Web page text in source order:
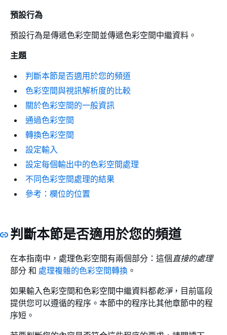
預設行為
預設行為是傳遞色彩空間並傳遞色彩空間中繼資料。
主題
判斷本節是否適用於您的頻道
色彩空間與視訊解析度的比較
關於色彩空間的一般資訊
通過色彩空間
轉換色彩空間
設定輸入
設定每個輸出中的色彩空間處理
不同色彩空間處理的結果
參考：欄位的位置
判斷本節是否適用於您的頻道
在本指南中，處理色彩空間有兩個部分：這個 直接的處理
部分 和 處理複雜的色彩空間轉換 。
如果輸入色彩空間和色彩空間中繼資料都乾淨，目前區段
提供您可以遵循的程序。本節中的程序比其他章節中的程
序短。